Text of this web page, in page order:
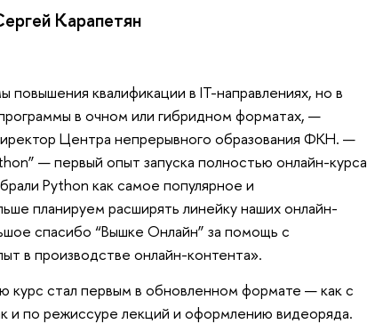
Карапетян
повышения квалификации в IT-направлениях, но в
в очном или гибридном форматах, —
Центра непрерывного образования ФКН. —
— первый опыт запуска полностью онлайн-курса
Python как самое популярное и
планируем расширять линейку наших онлайн-
спасибо “Вышке Онлайн” за помощь с
в производстве онлайн-контента».
стал первым в обновленном формате — как с
и по режиссуре лекций и оформлению видеоряда.